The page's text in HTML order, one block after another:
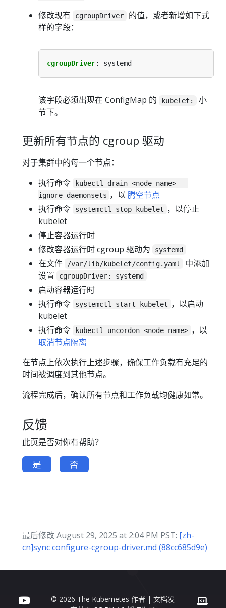
修改现有
cgroupDriver
的值，或者新增如下式
样的字段：
cgroupDriver: systemd
该字段必须出现在 ConfigMap 的 kubelet:
小
节下。
更新所有节点的 cgroup 驱动
对于集群中的每一个节点：
执行命令
kubectl drain <node-name> --
ignore-daemonsets ，以腾空节点
执行命令
systemctl stop kubelet ，以停止
kubelet
停止容器运行时
修改容器运行时 cgroup 驱动为
systemd
在文件 /var/lib/kubelet/config.yaml
中添加
设置
cgroupDriver: systemd
启动容器运行时
执行命令
systemctl start kubelet ，以启动
kubelet
执行命令
kubectl uncordon <node-name> ，以
取消节点隔离
在节点上依次执行上述步骤，确保工作负载有充足的
时间被调度到其他节点。
流程完成后，确认所有节点和工作负载均健康如常。
反馈
此页是否对你有帮助？
是 否
最后修改 August 29, 2025 at 2:04 PM PST: [zh-
cn]sync configure-cgroup-driver.md (88cc685d9e)
© 2026 The Kubernetes 作者 | 文档发